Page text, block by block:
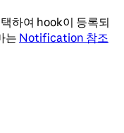
하여 hook이 등록되
는 Notification 참조